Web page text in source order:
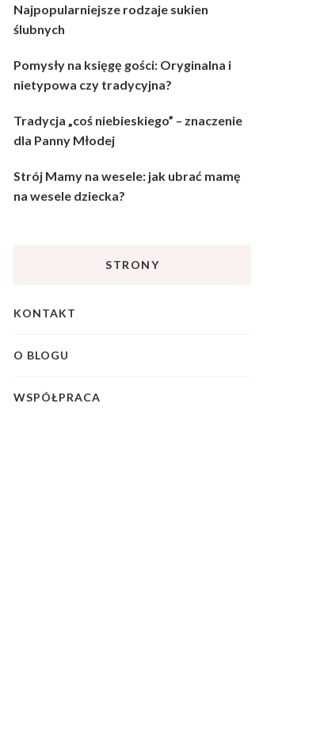
Najpopularniejsze rodzaje sukien
ślubnych
Pomysły na księgę gości: Oryginalna i
nietypowa czy tradycyjna?
Tradycja „coś niebieskiego” – znaczenie
dla Panny Młodej
Strój Mamy na wesele: jak ubrać mamę
na wesele dziecka?
STRONY
KONTAKT
O BLOGU
WSPÓŁPRACA